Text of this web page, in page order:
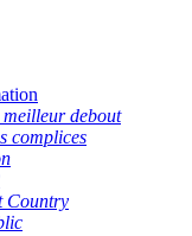
meilleur debout
complices
Country